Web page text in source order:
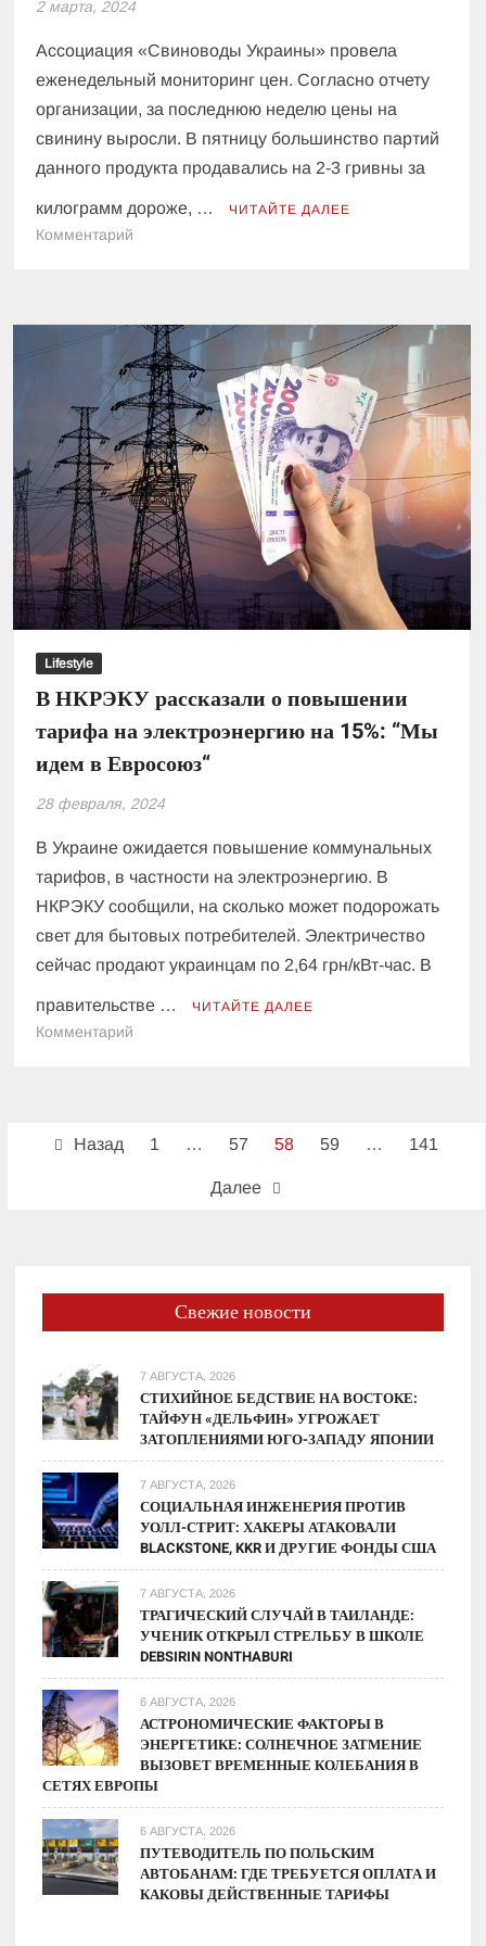
2 марта, 2024
Ассоциация «Свиноводы Украины» провела
еженедельный мониторинг цен. Согласно отчету
организации, за последнюю неделю цены на
свинину выросли. В пятницу большинство партий
данного продукта продавались на 2-3 гривны за
килограмм дороже, … ЧИТАЙТЕ ДАЛЕЕ
Комментарий
выросли
цены
на
свинину
Lifestyle
В НКРЭКУ рассказали о повышении
тарифа на электроэнергию на 15%: “Мы
идем в Евросоюз“
28 февраля, 2024
В Украине ожидается повышение коммунальных
тарифов, в частности на электроэнергию. В
НКРЭКУ сообщили, на сколько может подорожать
свет для бытовых потребителей. Электричество
сейчас продают украинцам по 2,64 грн/кВт-час. В
правительстве … ЧИТАЙТЕ ДАЛЕЕ
Комментарий
повышении
идем
Евросоюз“
Пагинация
Назад 1 … 57 58 59 … 141
Далее
Свежие новости
7 АВГУСТА, 2026
СТИХИЙНОЕ БЕДСТВИЕ НА ВОСТОКЕ:
ТАЙФУН «ДЕЛЬФИН» УГРОЖАЕТ
ЗАТОПЛЕНИЯМИ ЮГО-ЗАПАДУ ЯПОНИИ
7 АВГУСТА, 2026
СОЦИАЛЬНАЯ ИНЖЕНЕРИЯ ПРОТИВ
УОЛЛ-СТРИТ: ХАКЕРЫ АТАКОВАЛИ
BLACKSTONE, KKR И ДРУГИЕ ФОНДЫ США
7 АВГУСТА, 2026
ТРАГИЧЕСКИЙ СЛУЧАЙ В ТАИЛАНДЕ:
УЧЕНИК ОТКРЫЛ СТРЕЛЬБУ В ШКОЛЕ
DEBSIRIN NONTHABURI
6 АВГУСТА, 2026
АСТРОНОМИЧЕСКИЕ ФАКТОРЫ В
ЭНЕРГЕТИКЕ: СОЛНЕЧНОЕ ЗАТМЕНИЕ
ВЫЗОВЕТ ВРЕМЕННЫЕ КОЛЕБАНИЯ В
СЕТЯХ ЕВРОПЫ
6 АВГУСТА, 2026
ПУТЕВОДИТЕЛЬ ПО ПОЛЬСКИМ
АВТОБАНАМ: ГДЕ ТРЕБУЕТСЯ ОПЛАТА И
КАКОВЫ ДЕЙСТВЕННЫЕ ТАРИФЫ